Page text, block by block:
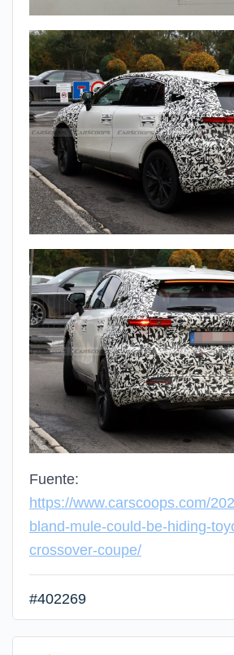
Fuente:
https://www.carscoops.com/
bland-mule-could-be-hiding-
crossover-coupe/
#402269